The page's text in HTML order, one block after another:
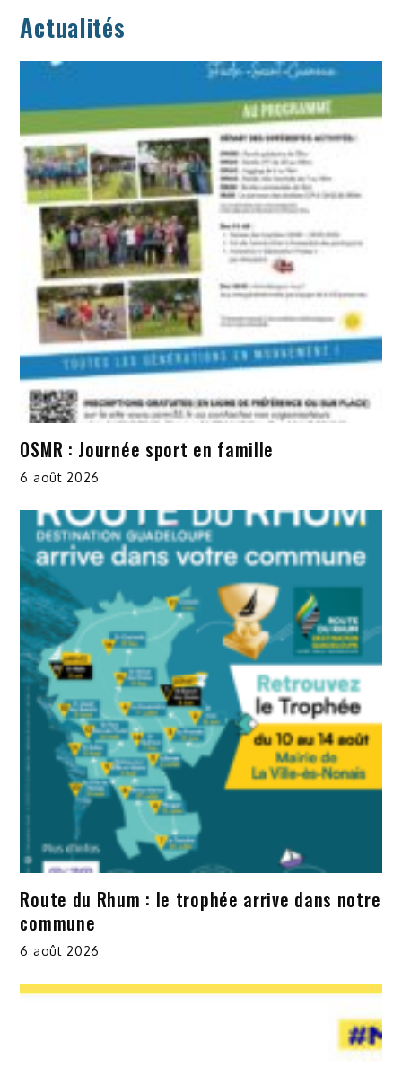
Actualités
OSMR : Journée sport en famille
6 août 2026
Route du Rhum : le trophée arrive dans notre
commune
6 août 2026